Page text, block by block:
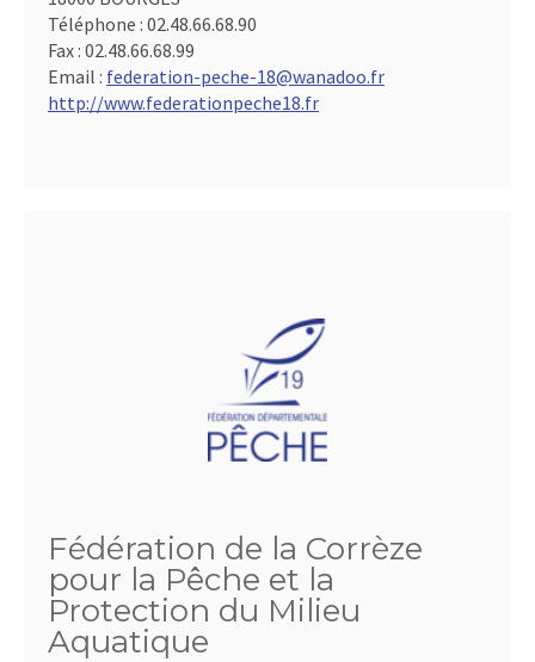
Téléphone : 02.48.66.68.90
Fax : 02.48.66.68.99
Email : federation-peche-18@wanadoo.fr
http://www.federationpeche18.fr
Fédération de la Corrèze
pour la Pêche et la
Protection du Milieu
Aquatique